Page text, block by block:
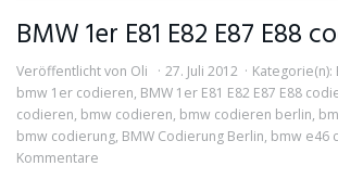
BMW 1er E81 E82 E87 E88
Veröffentlicht von Oli 27. Juli 2012 Kategorie(n):
bmw 1er codieren, BMW 1er E81 E82 E87 E88
codieren, bmw codieren, bmw codieren berlin,
bmw codierung, BMW Codierung Berlin, bmw e46
Kommentare